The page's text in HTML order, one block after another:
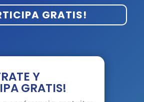
GRATIS!
Y
GRATIS!